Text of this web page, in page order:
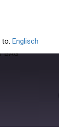
to: Englisch